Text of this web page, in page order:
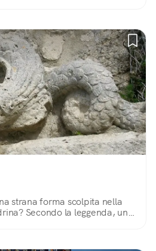
strana forma scolpita nella
Secondo la leggenda, un